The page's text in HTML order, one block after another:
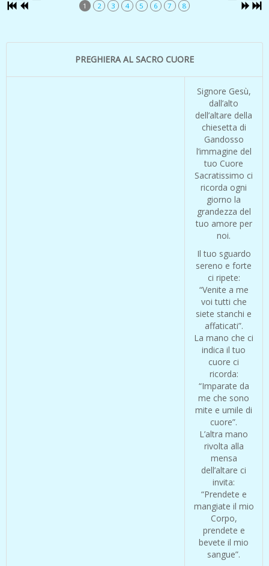
1 2 3 4 5 6 7 8
PREGHIERA AL SACRO CUORE
Signore Gesù,
dall’alto
dell’altare della
chiesetta di
Gandosso
l’immagine del
tuo Cuore
Sacratissimo ci
ricorda ogni
giorno la
grandezza del
tuo amore per
noi.
Il tuo sguardo
sereno e forte
ci ripete:
“Venite a me
voi tutti che
siete stanchi e
affaticati”.
La mano che ci
indica il tuo
cuore ci
ricorda:
“Imparate da
me che sono
mite e umile di
cuore”.
L’altra mano
rivolta alla
mensa
dell’altare ci
invita:
“Prendete e
mangiate il mio
Corpo,
prendete e
bevete il mio
sangue”.